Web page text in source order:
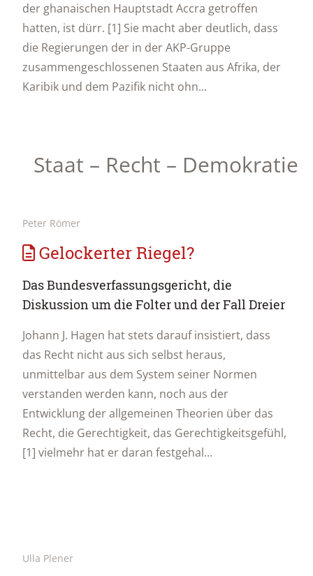
der ghanaischen Hauptstadt Accra getroffen
hatten, ist dürr. [1] Sie macht aber deutlich, dass
die Regierungen der in der AKP-Gruppe
zusammengeschlossenen Staaten aus Afrika, der
Karibik und dem Pazifik nicht ohn...
Staat – Recht – Demokratie
Peter Römer
Gelockerter Riegel?
Das Bundesverfassungsgericht, die
Diskussion um die Folter und der Fall Dreier
Johann J. Hagen hat stets darauf insistiert, dass
das Recht nicht aus sich selbst heraus,
unmittelbar aus dem System seiner Normen
verstanden werden kann, noch aus der
Entwicklung der allgemeinen Theorien über das
Recht, die Gerechtigkeit, das Gerechtigkeitsgefühl,
[1] vielmehr hat er daran festgehal...
Ulla Plener